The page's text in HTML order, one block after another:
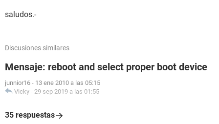
saludos.-
Discusiones similares
Mensaje: reboot and select proper boot device
junnior16 - 13 ene 2010 a las 05:15
Vicky - 29 sep 2019 a las 01:55
35 respuestas